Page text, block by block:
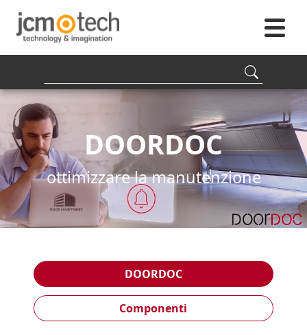
DOORDOC
ottimizzare la manutenzione
DOORDOC
Componenti